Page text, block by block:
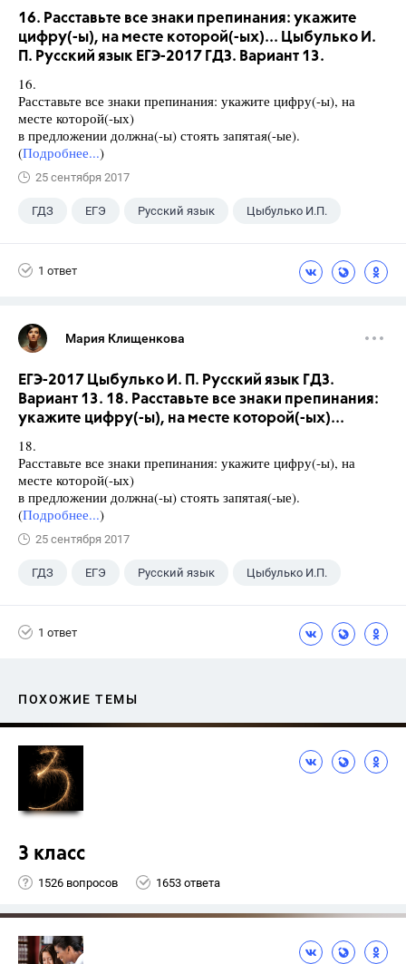
16. Расставьте все знаки препинания: укажите
цифру(-ы), на месте которой(-ых)... Цыбулько И.
П. Русский язык ЕГЭ-2017 ГДЗ. Вариант 13.
16.
Расставьте все знаки препинания: укажите цифру(-ы), на
месте которой(-ых)
в предложении должна(-ы) стоять запятая(-ые).
(Подробнее...)
25 сентября 2017
ГДЗ ЕГЭ Русский язык Цыбулько И.П.
1 ответ
Мария Клищенкова
ЕГЭ-2017 Цыбулько И. П. Русский язык ГДЗ.
Вариант 13. 18. Расставьте все знаки препинания:
укажите цифру(-ы), на месте которой(-ых)...
18.
Расставьте все знаки препинания: укажите цифру(-ы), на
месте которой(-ых)
в предложении должна(-ы) стоять запятая(-ые).
(Подробнее...)
25 сентября 2017
ГДЗ ЕГЭ Русский язык Цыбулько И.П.
1 ответ
ПОХОЖИЕ ТЕМЫ
3 класс
1526 вопросов 1653 ответа